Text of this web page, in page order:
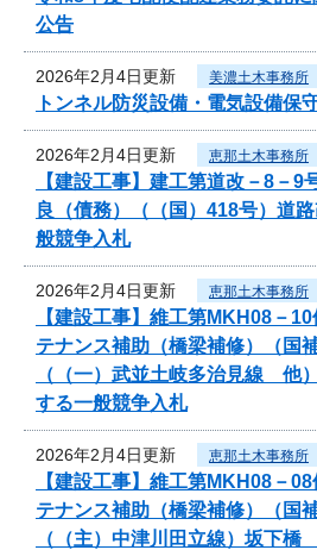
公告
2026年2月4日更新 美濃土木事務所
トンネル防災設備・電気設備保
2026年2月4日更新 恵那土木事務所
【建設工事】建工第道改－8－
良（債務）（（国）418号）道
般競争入札
2026年2月4日更新 恵那土木事務所
【建設工事】維工第MKH08－
テナンス補助（橋梁補修）（国
（（一）武並土岐多治見線 他
する一般競争入札
2026年2月4日更新 恵那土木事務所
【建設工事】維工第MKH08－
テナンス補助（橋梁補修）（国
（（主）中津川田立線）坂下